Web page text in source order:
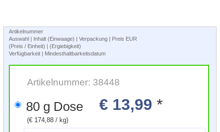
Artikelnummer
Auswahl | Inhalt (Einwaage) | Verpackung | Preis EUR
(Preis / Einheit) | (Ergiebigkeit)
Verfügbarkeit | Mindesthaltbarkeitsdatum
Artikelnummer: 38448
80 g Dose € 13,99 *
(€ 174,88 / kg)